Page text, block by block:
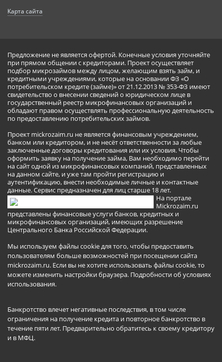
Карта сайта
Предложение не является офертой. Конечные условия уточняйте
при прямом общении с кредиторами. Проект осуществляет
подбор микрозаймов между лицом, желающим взять займ, и
кредитными учреждениями, которые на основании ФЗ «О
потребительском кредите (займе)» от 21.12.2013 № 353-ФЗ имеют
свидетельство о внесении сведений о юридическом лице в
государственный реестр микрофинансовых организаций и
обладают правом осуществлять профессиональную деятельность
по предоставлению потребительских займов.
Проект mickrozaim.ru не является финансовым учреждением,
банком или кредитором, и не несёт ответственности за любые
заключенные договоры кредитования или их условия. Чтобы
оформить заявку на получение займа, Вам необходимо перейти
на сайт одной из микрофинансовых компаний, представленных
на данном сайте, и уже там пройти регистрацию и
аутентификацию, внести необходимые личные и контактные
данные. Сервис предназначен для лиц старше 18 лет.
На портале
Mickrozaim.ru
представлены финансовые услуги банков, кредитных и
микрофинансовых организаций, имеющих разрешение
Центрального Банка Российской Федерации.
Мы используем файлы cookie для того, чтобы предоставить
пользователям больше возможностей при посещении сайта
mickrozaim.ru. Если вы не хотите использовать файлы cookie, то
можете изменить настройки браузера. Подробности об условиях
использования.
Банкротство влечет негативные последствия, в том числе
ограничения на получение кредита и повторное банкротство в
течение пяти лет. Предварительно обратитесь к своему кредитору
и в МФЦ.